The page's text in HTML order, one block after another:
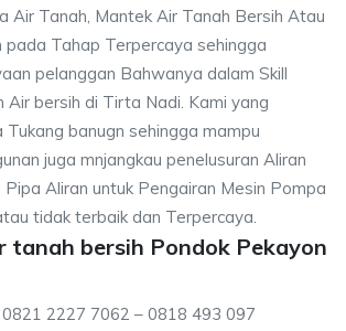
Air Tanah, Mantek Air Tanah Bersih Atau
pada Tahap Terpercaya sehingga
pelanggan Bahwanya dalam Skill
Air bersih di Tirta Nadi. Kami yang
banugn sehingga mampu
juga mnjangkau penelusuran Aliran
Aliran untuk Pengairan Mesin Pompa
tidak terbaik dan Terpercaya.
tanah bersih Pondok Pekayon
0821 2227 7062 – 0818 493 097